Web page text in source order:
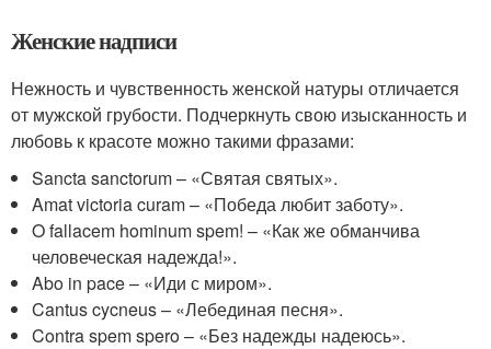
Женские надписи
Нежность и чувственность женской натуры отличается
от мужской грубости. Подчеркнуть свою изысканность и
любовь к красоте можно такими фразами:
Sancta sanctorum – «Святая святых».
Amat victoria curam – «Победа любит заботу».
O fallacem hominum spem! – «Как же обманчива
человеческая надежда!».
Abo in pace – «Иди с миром».
Cantus cycneus – «Лебединая песня».
Contra spem spero – «Без надежды надеюсь».